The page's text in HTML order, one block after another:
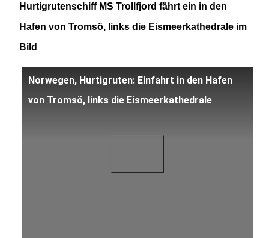
Hurtigrutenschiff MS Trollfjord fährt ein in den
Hafen von Tromsö, links die Eismeerkathedrale im
Bild
Norwegen, Hurtigruten: Einfahrt in den Hafen
von Tromsö, links die Eismeerkathedrale